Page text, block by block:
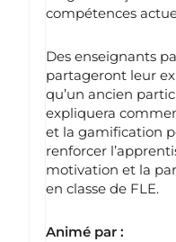
compétences
Des enseignants
partageront leur
qu’un ancien
expliquera
et la gamification
renforcer
motivation et la
en classe de FLE.
Animé par :